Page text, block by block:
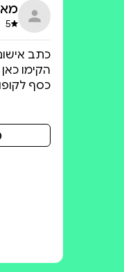
5 דירוג 5 מתוך 5
כתב
הקימו
כסף